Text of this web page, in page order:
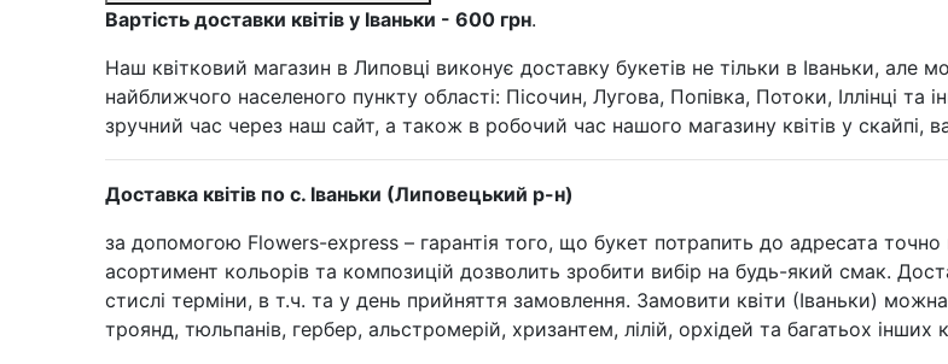
Вартість доставки квітів у Іваньки - 600 грн.
Наш квітковий магазин в Липовці виконує доставку букетів не тільки в Іваньки, але
найближчого населеного пункту області: Пісочин, Лугова, Попівка, Потоки, Іллінці та
зручний час через наш сайт, а також в робочий час нашого магазину квітів у скайпі,
Доставка квітів по с. Іваньки (Липовецький р-н)
за допомогою Flowers-express – гарантія того, що букет потрапить до адресата
асортимент кольорів та композицій дозволить зробити вибір на будь-який смак.
стислі терміни, в т.ч. та у день прийняття замовлення. Замовити квіти (Іваньки)
троянд, тюльпанів, гербер, альстромерій, хризантем, лілій, орхідей та багатьох інших